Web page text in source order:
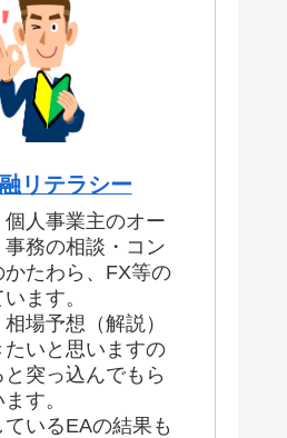
リテラシー
人事業主のオー
務の相談・コン
たわら、FX等の
ます。
場予想（解説）
たいと思いますの
突っ込んでもら
す。
いるEAの結果も